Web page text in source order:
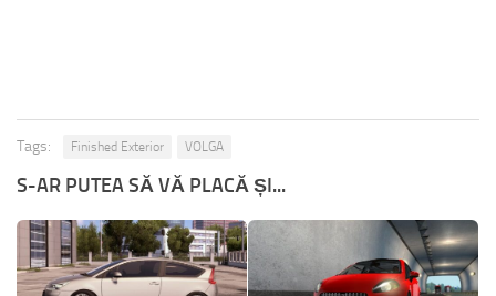
Tags: Finished Exterior VOLGA
S-AR PUTEA SĂ VĂ PLACĂ ȘI...